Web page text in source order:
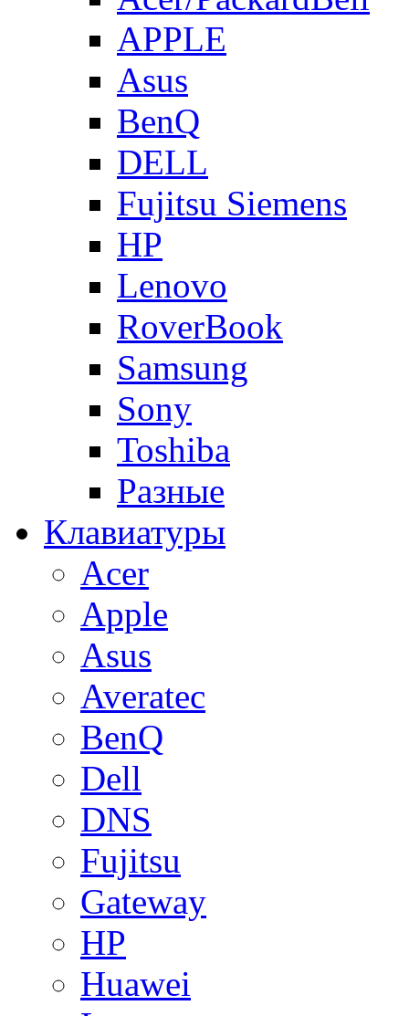
APPLE
Asus
BenQ
DELL
Fujitsu Siemens
HP
Lenovo
RoverBook
Samsung
Sony
Toshiba
Разные
Клавиатуры
Acer
Apple
Asus
Averatec
BenQ
Dell
DNS
Fujitsu
Gateway
HP
Huawei